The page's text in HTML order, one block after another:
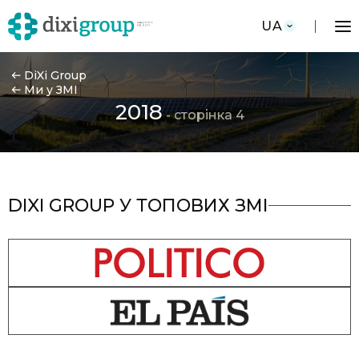
UA
DiXi Group
Ми у ЗМІ
2018- сторінка 4
DIXI GROUP У ТОПОВИХ ЗМІ